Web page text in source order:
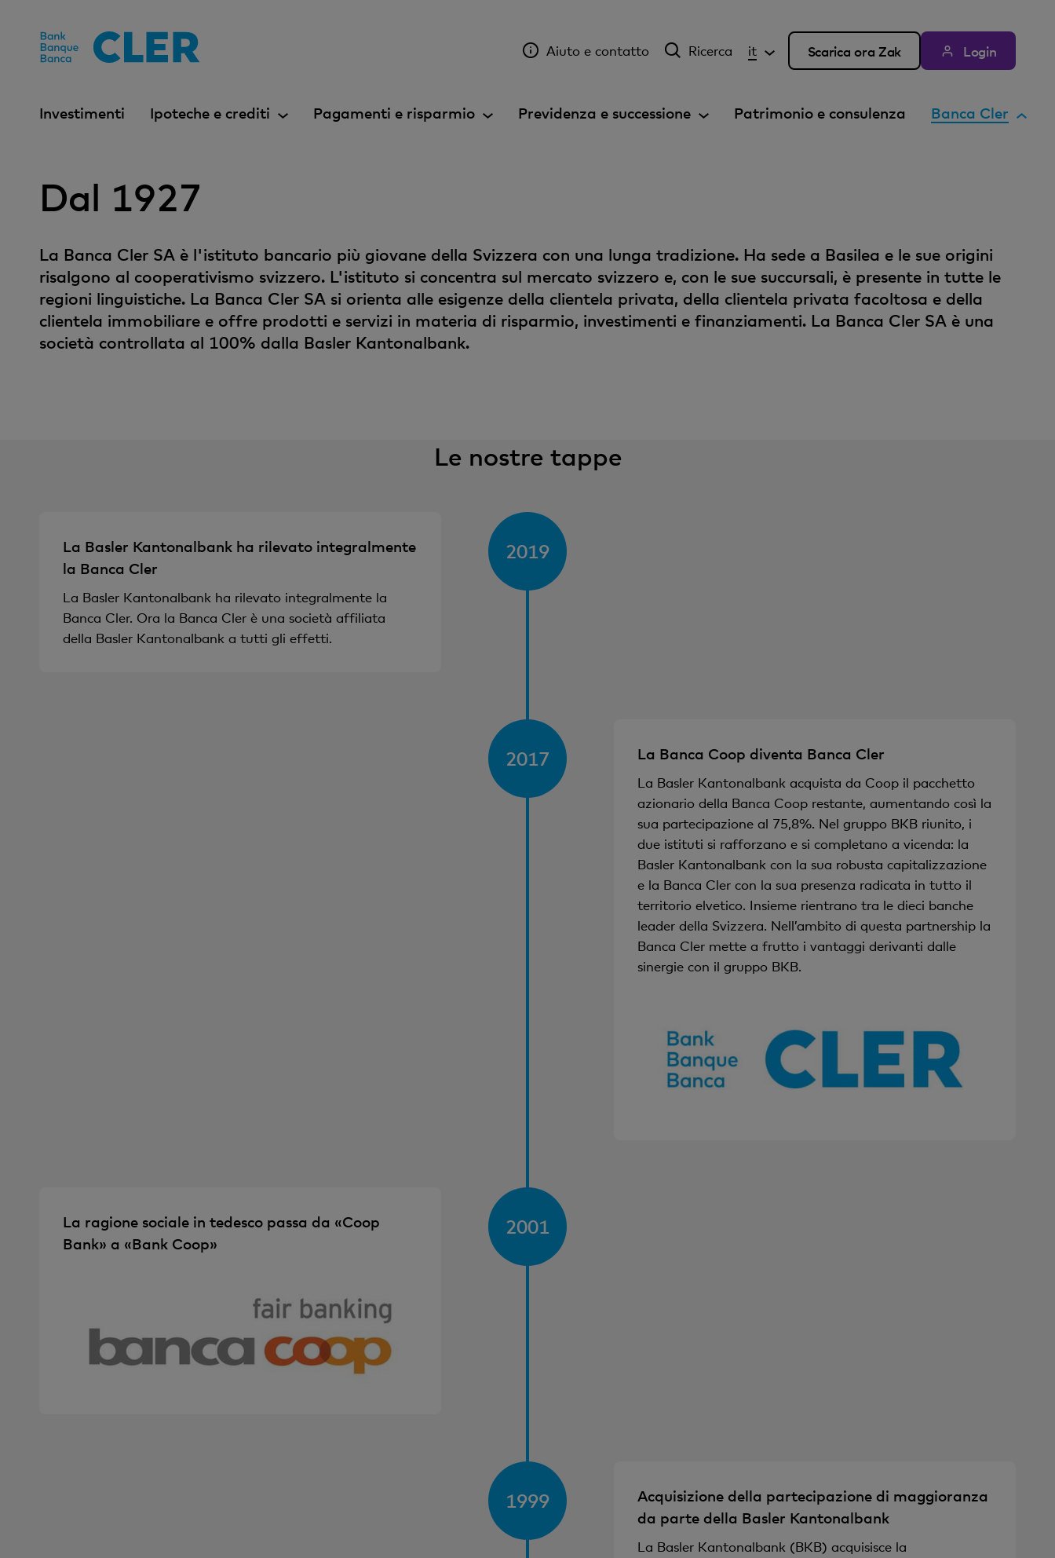
Aiuto e contatto Ricerca it Scarica ora Zak Login
Investimenti Ipoteche e crediti Pagamenti e risparmio Previdenza e successione Patrimonio e consulenza Banca Cler
Dal 1927
La Banca Cler SA è l'istituto bancario più giovane della Svizzera con una lunga tradizione. Ha sede a Basilea e le sue origini
risalgono al cooperativismo svizzero. L'istituto si concentra sul mercato svizzero e, con le sue succursali, è presente in tutte le
regioni linguistiche. La Banca Cler SA si orienta alle esigenze della clientela privata, della clientela privata facoltosa e della
clientela immobiliare e offre prodotti e servizi in materia di risparmio, investimenti e finanziamenti. La Banca Cler SA è una
società controllata al 100% dalla Basler Kantonalbank.
Le nostre tappe
2019
La Basler Kantonalbank ha rilevato integralmente
la Banca Cler
La Basler Kantonalbank ha rilevato integralmente la
Banca Cler. Ora la Banca Cler è una società affiliata
della Basler Kantonalbank a tutti gli effetti.
2017 La Banca Coop diventa Banca Cler
La Basler Kantonalbank acquista da Coop il pacchetto
azionario della Banca Coop restante, aumentando così la
sua partecipazione al 75,8%. Nel gruppo BKB riunito, i
due istituti si rafforzano e si completano a vicenda: la
Basler Kantonalbank con la sua robusta capitalizzazione
e la Banca Cler con la sua presenza radicata in tutto il
territorio elvetico. Insieme rientrano tra le dieci banche
leader della Svizzera. Nell’ambito di questa partnership la
Banca Cler mette a frutto i vantaggi derivanti dalle
sinergie con il gruppo BKB.
2001
La ragione sociale in tedesco passa da «Coop
Bank» a «Bank Coop»
1999
Acquisizione della partecipazione di maggioranza
da parte della Basler Kantonalbank
La Basler Kantonalbank (BKB) acquisisce la